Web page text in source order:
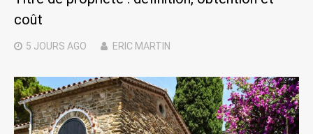
coût
5 JOURS AGO ERIC MARTIN